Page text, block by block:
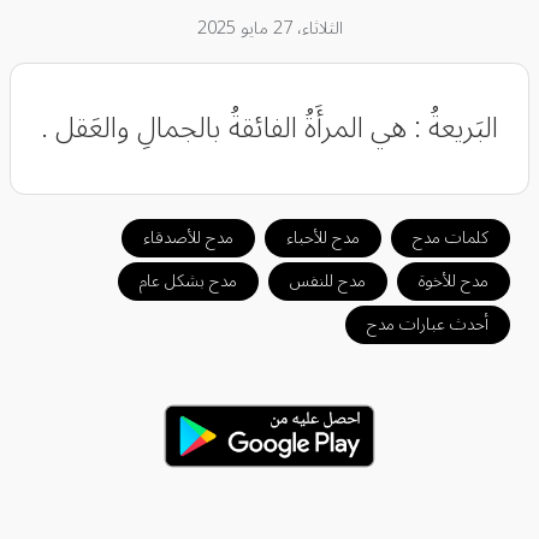
الثلاثاء، 27 مايو 2025
‏البَريعةُ : هي المرأَةُ الفائقةُ بالجمالِ والعَقل .
كلمات مدح مدح للأحباء
مدح للأصدقاء
مدح للأخوة
مدح للنفس
مدح بشكل عام
أحدث عبارات مدح